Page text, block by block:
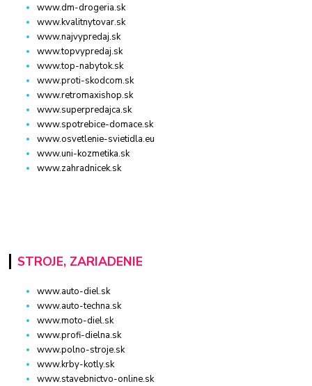
www.dm-drogeria.sk
www.kvalitnytovar.sk
www.najvypredaj.sk
www.topvypredaj.sk
www.top-nabytok.sk
www.proti-skodcom.sk
www.retromaxishop.sk
www.superpredajca.sk
www.spotrebice-domace.sk
www.osvetlenie-svietidla.eu
www.uni-kozmetika.sk
www.zahradnicek.sk
STROJE, ZARIADENIE
www.auto-diel.sk
www.auto-techna.sk
www.moto-diel.sk
www.profi-dielna.sk
www.polno-stroje.sk
www.krby-kotly.sk
www.stavebnictvo-online.sk